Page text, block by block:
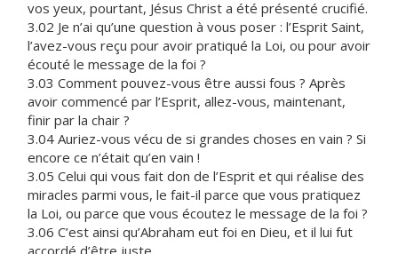
vos yeux, pourtant, Jésus Christ a été présenté crucifié.
3.02 Je n’ai qu’une question à vous poser : l’Esprit Saint,
l’avez-vous reçu pour avoir pratiqué la Loi, ou pour avoir
écouté le message de la foi ?
3.03 Comment pouvez-vous être aussi fous ? Après
avoir commencé par l’Esprit, allez-vous, maintenant,
finir par la chair ?
3.04 Auriez-vous vécu de si grandes choses en vain ? Si
encore ce n’était qu’en vain !
3.05 Celui qui vous fait don de l’Esprit et qui réalise des
miracles parmi vous, le fait-il parce que vous pratiquez
la Loi, ou parce que vous écoutez le message de la foi ?
3.06 C’est ainsi qu’Abraham eut foi en Dieu, et il lui fut
accordé d’être juste.